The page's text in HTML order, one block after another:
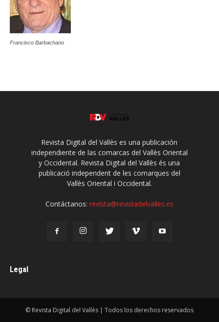
Francisco Barbachano
Revista Digital del Vallès es una publicación
independiente de las comarcas del Vallès Oriental
y Occidental. Revista Digital del Vallès és una
publicació independent de les comarques del
Vallès Oriental i Occidental.
Contáctanos: revista@revistadelvalles.es
Legal
© Revista Digital del Vallès | Todos los derechos reservados